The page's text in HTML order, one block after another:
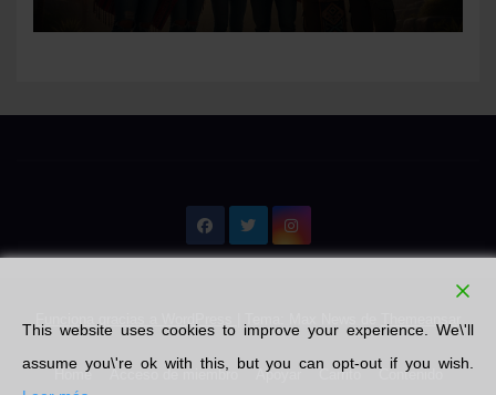
Home Acceso de miembro Apoyar Carrito Contenido
This website uses cookies to improve your experience. We\'ll
assume you\'re ok with this, but you can opt-out if you wish.